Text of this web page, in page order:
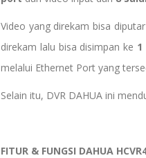
Video yang direkam bisa
direkam lalu bisa disimpan ke 1
melalui Ethernet Port yang
Selain itu, DVR DAHUA ini
FITUR & FUNGSI DAHUA